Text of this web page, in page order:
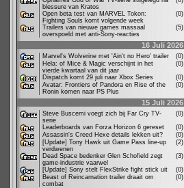
blessure van Kratos
Open beta test van MARVEL Tokon:
Fighting Souls komt volgende week
(0)
Trailers van nieuwe games massaal
overspoeld met anti-Sony-reacties
(5)
16 Juli 2026
Marvel's Wolverine met 'Ain't no Hero' trailer
(0)
Hela: of Mice & Magic verschijnt in het
vierde kwartaal van dit jaar
(0)
Dispatch komt 29 juli naar Xbox Series
(0)
Avatar: Frontiers of Pandora en Rise of the
Ronin komen naar PS Plus
(0)
15 Juli 2026
Steve Buscemi voegt zich bij Far Cry TV-
serie
(0)
Leaderboards van Forza Horizon 6 gereset
(0)
Assassin's Creed Hexe details lekken uit?
(0)
[Update] Tony Hawk uit Game Pass line-up
verdwenen
(2)
Dead Space bedenker Glen Schofield zegt
game-industrie vaarwel
(3)
[Update] Sony stelt FlexStrike fight stick uit
(0)
Beast of Reincarnation trailer draait om
combat
(0)